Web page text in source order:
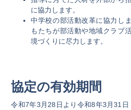
に協力します。
中学校の部活動改革に協力し
もたちが部活動や地域クラブ
境づくりに尽力します。
協定の有効期間
令和7年3月28日より令和8年3月31